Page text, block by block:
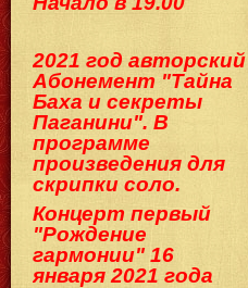
2021 год авторский
Абонемент "Тайна
Баха и секреты
Паганини". В
программе
произведения для
скрипки соло.
Концерт первый
"Рождение
гармонии" 16
января 2021 года